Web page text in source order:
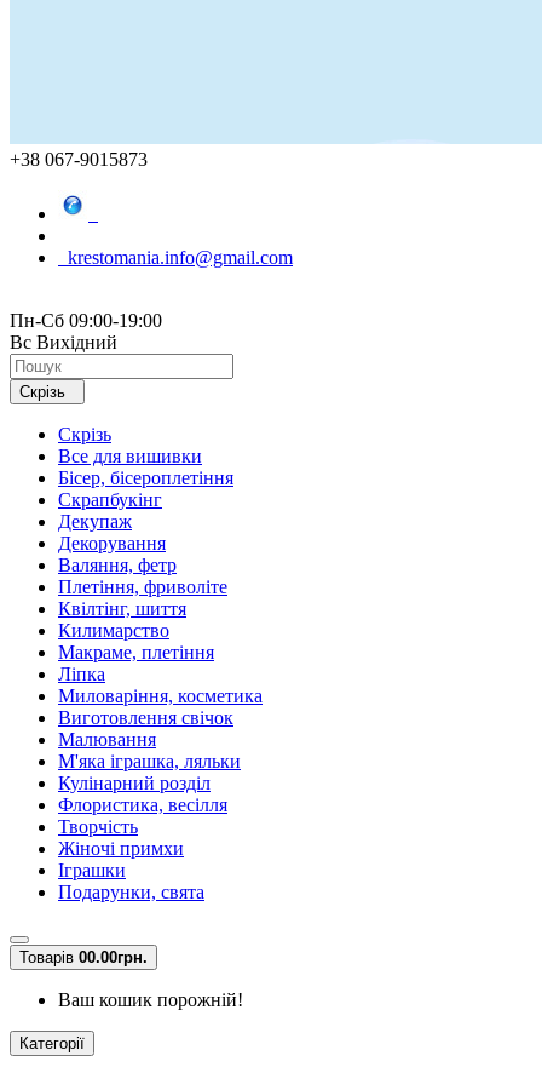
+38 067-9015873
krestomania.info@gmail.com
Пн-Сб 09:00-19:00
Вс Вихідний
Скрізь
Скрізь
Все для вишивки
Бісер, бісероплетіння
Скрапбукінг
Декупаж
Декорування
Валяння, фетр
Плетіння, фриволіте
Квілтінг, шиття
Килимарство
Макраме, плетіння
Ліпка
Миловаріння, косметика
Виготовлення свічок
Малювання
М'яка іграшка, ляльки
Кулінарний розділ
Флористика, весілля
Творчість
Жіночі примхи
Іграшки
Подарунки, свята
Товарів 00.00грн.
Ваш кошик порожній!
Категорії